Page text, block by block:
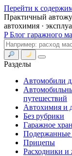
Перейти к
Практичный
автохимия ·
P Блог гаражного
Поиск
Меню
Разделы
Автомобили
путешествий
Автохимия и
Без рубрики
Гаражное
Подержанные
Прицепы
Расходники и